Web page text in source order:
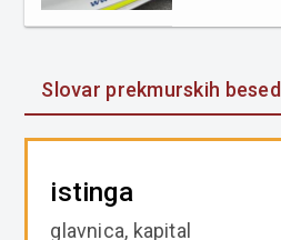
Slovar prekmurskih besed
istinga
glavnica, kapital